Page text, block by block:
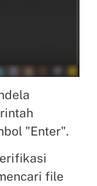
"Enter".
file